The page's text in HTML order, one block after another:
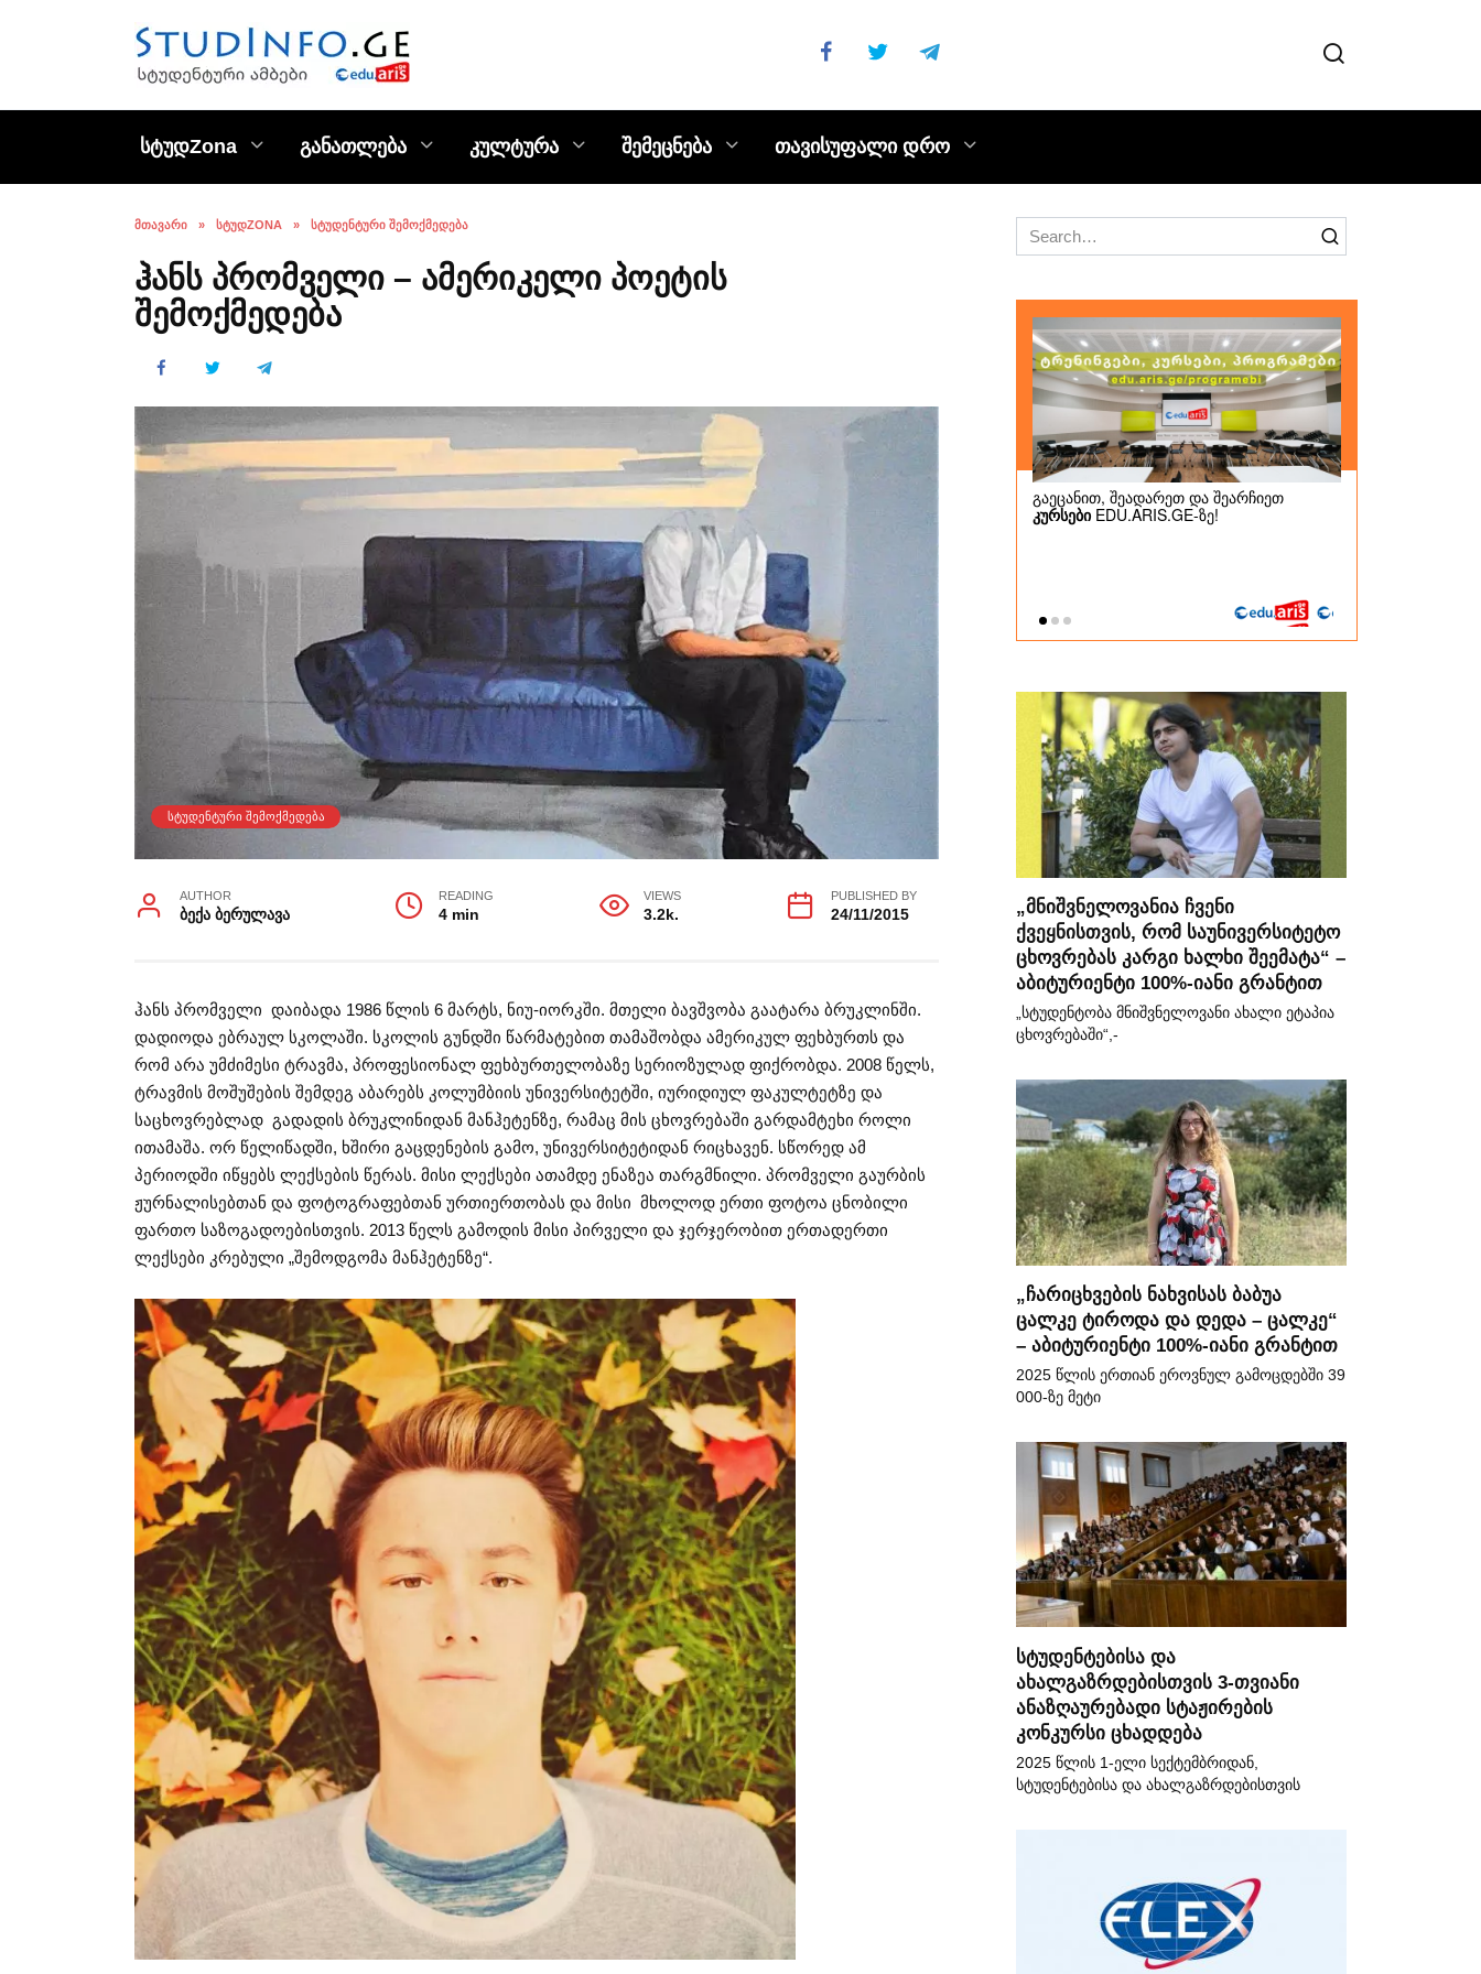
სტუდZona განათლება კულტურა შემეცნება თავისუფალი დრო
ᲛᲗᲐᲕᲐᲠᲘ » ᲡᲢᲣᲓZONA » ᲡᲢᲣᲓᲔᲜᲢᲣᲠᲘ ᲨᲔᲛᲝᲥᲛᲔᲓᲔᲑᲐ
ჰანს პრომველი – ამერიკელი პოეტის
შემოქმედება
ᲡᲢᲣᲓᲔᲜᲢᲣᲠᲘ ᲨᲔᲛᲝᲥᲛᲔᲓᲔᲑᲐ
AUTHOR
ბექა ბერულავა
READING
4 min
VIEWS
3.2k.
PUBLISHED BY
24/11/2015
ჰანს პრომველი დაიბადა 1986 წლის 6 მარტს, ნიუ-იორკში. მთელი ბავშვობა გაატარა ბრუკლინში.
დადიოდა ებრაულ სკოლაში. სკოლის გუნდში წარმატებით თამაშობდა ამერიკულ ფეხბურთს და
რომ არა უმძიმესი ტრავმა, პროფესიონალ ფეხბურთელობაზე სერიოზულად ფიქრობდა. 2008 წელს,
ტრავმის მოშუშების შემდეგ აბარებს კოლუმბიის უნივერსიტეტში, იურიდიულ ფაკულტეტზე და
საცხოვრებლად გადადის ბრუკლინიდან მანჰეტენზე, რამაც მის ცხოვრებაში გარდამტეხი როლი
ითამაშა. ორ წელიწადში, ხშირი გაცდენების გამო, უნივერსიტეტიდან რიცხავენ. სწორედ ამ
პერიოდში იწყებს ლექსების წერას. მისი ლექსები ათამდე ენაზეა თარგმნილი. პრომველი გაურბის
ჟურნალისებთან და ფოტოგრაფებთან ურთიერთობას და მისი მხოლოდ ერთი ფოტოა ცნობილი
ფართო საზოგადოებისთვის. 2013 წელს გამოდის მისი პირველი და ჯერჯერობით ერთადერთი
ლექსები კრებული „შემოდგომა მანჰეტენზე“.
Search
for:
„მნიშვნელოვანია ჩვენი
ქვეყნისთვის, რომ საუნივერსიტეტო
ცხოვრებას კარგი ხალხი შეემატა“ –
აბიტურიენტი 100%-იანი გრანტით
„სტუდენტობა მნიშვნელოვანი ახალი ეტაპია
ცხოვრებაში“,-
„ჩარიცხვების ნახვისას ბაბუა
ცალკე ტიროდა და დედა – ცალკე“
– აბიტურიენტი 100%-იანი გრანტით
2025 წლის ერთიან ეროვნულ გამოცდებში 39
000-ზე მეტი
სტუდენტებისა და
ახალგაზრდებისთვის 3-თვიანი
ანაზღაურებადი სტაჟირების
კონკურსი ცხადდება
2025 წლის 1-ელი სექტემბრიდან,
სტუდენტებისა და ახალგაზრდებისთვის